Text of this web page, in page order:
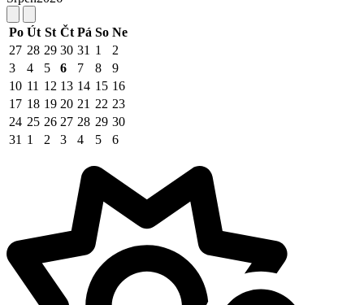
Po Út St Čt Pá So Ne
27 28 29 30 31 1
2
3
4 5 6 7 8
9
10 11 12 13 14 15 16
17 18 19 20 21 22 23
24 25 26 27 28 29 30
31 1 2 3 4 5 6